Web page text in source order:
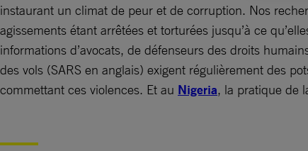
instaurant un climat de peur et de corruption. Nos
agissements étant arrêtées et torturées jusqu’à ce
informations d’avocats, de défenseurs des droits
des vols (SARS en anglais) exigent régulièrement des
commettant ces violences. Et au Nigeria, la pratique de